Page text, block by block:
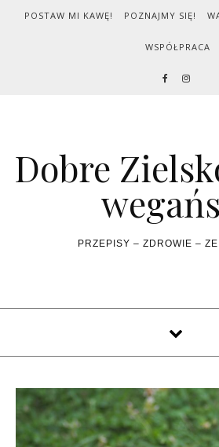
Skip to content
POSTAW MI KAWĘ! POZNAJMY SIĘ!
WSPÓŁPRACA
Dobre
PRZEPISY – ZDROWIE –